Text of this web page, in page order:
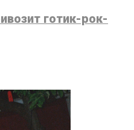
готик-рок-